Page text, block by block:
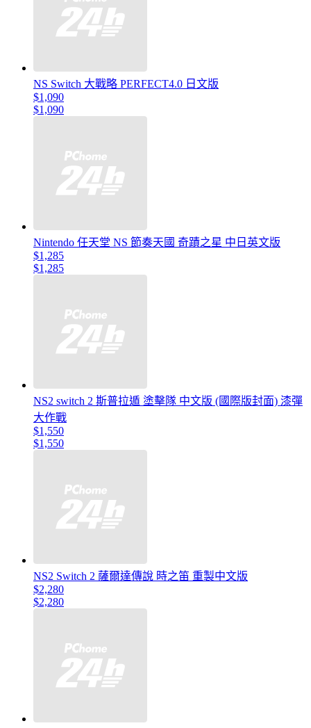
NS Switch 大戰略 PERFECT4.0 日文版
$1,090
$1,090
Nintendo 任天堂 NS 節奏天國 奇蹟之星 中日英文版
$1,285
$1,285
NS2 switch 2 斯普拉遁 塗擊隊 中文版 (國際版封面) 漆彈
大作戰
$1,550
$1,550
NS2 Switch 2 薩爾達傳說 時之笛 重製中文版
$2,280
$2,280